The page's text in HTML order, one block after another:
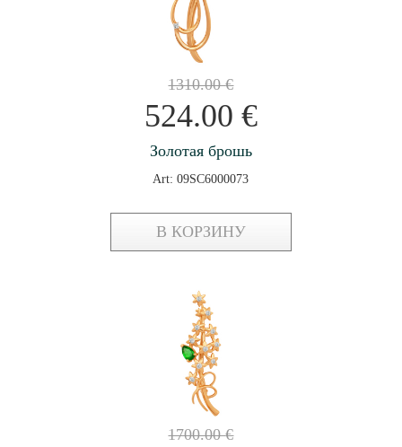
1310.00€
524.00 €
Золотая брошь
Art: 09SC6000073
В КОРЗИНУ
1700.00€